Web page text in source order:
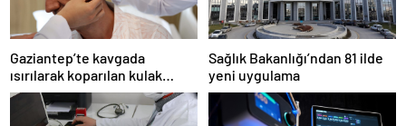
Gaziantep’te kavgada
ısırılarak koparılan kulak
memesi yerine dikildi
Sağlık Bakanlığı’ndan 81 ilde
yeni uygulama